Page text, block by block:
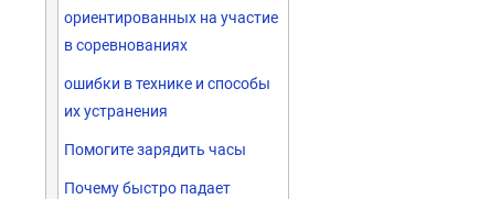
ориентированных на участие
в соревнованиях
ошибки в технике и способы
их устранения
Помогите зарядить часы
Почему быстро падает